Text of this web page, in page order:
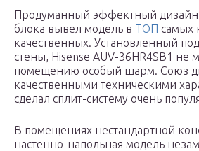
Продуманный эффектный дизайн
блока вывел модель в ТОП самых
качественных. Установленный
стены, Hisense AUV-36HR4SB1 не
помещению особый шарм. Союз
качественными техническими
сделал сплит-систему очень
В помещениях нестандартной
настенно-напольная модель